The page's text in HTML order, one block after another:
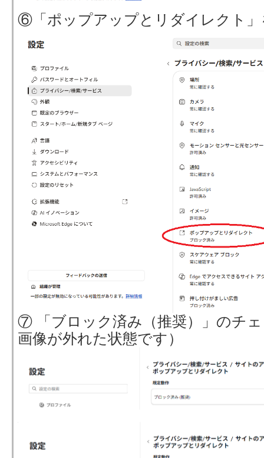
⑥「ポップアップとリダイレクト
⑦ 「ブロック済み（推奨）」のチ
画像が外れた状態です）